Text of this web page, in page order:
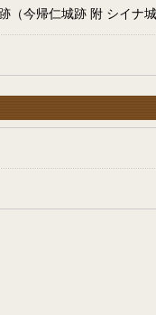
（今帰仁城跡 附 シイナ